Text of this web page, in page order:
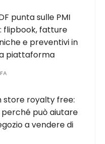
punta sulle PMI
flipbook, fatture
e preventivi in
piattaforma
store royalty free:
perché può aiutare
a vendere di